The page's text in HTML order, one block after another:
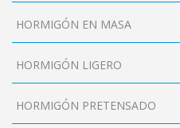
HORMIGÓN EN MASA
HORMIGÓN LIGERO
HORMIGÓN PRETENSADO